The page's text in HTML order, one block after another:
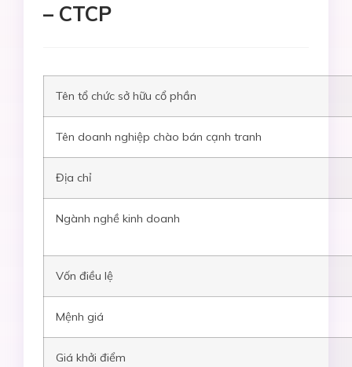
– CTCP
Tên tổ chức sở hữu cổ phần
Tên doanh nghiệp chào bán cạnh tranh
Địa chỉ
Ngành nghề kinh doanh
Vốn điều lệ
Mệnh giá
Giá khởi điểm